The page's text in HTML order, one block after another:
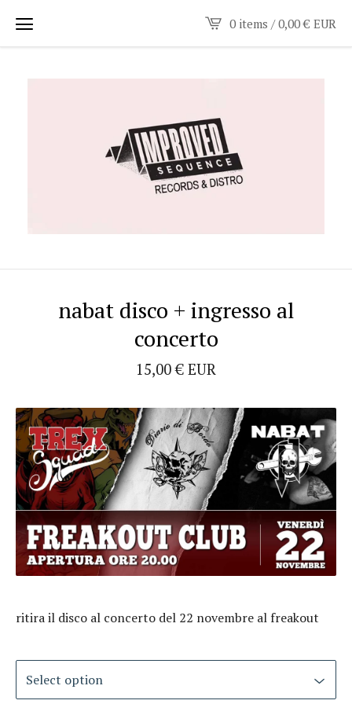
0 items /0,00€ EUR
nabat disco + ingresso al
concerto
15,00€ EUR
ritira il disco al concerto del 22 novembre al freakout